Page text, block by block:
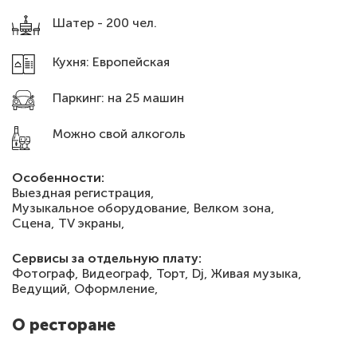
Шатер - 200 чел.
Кухня: Европейская
Паркинг: на 25 машин
Можно свой алкоголь
Особенности:
Выездная регистрация,
Музыкальное оборудование, Велком зона,
Сцена, TV экраны,
Сервисы за отдельную плату:
Фотограф, Видеограф, Торт, Dj, Живая музыка,
Ведущий, Оформление,
О ресторане